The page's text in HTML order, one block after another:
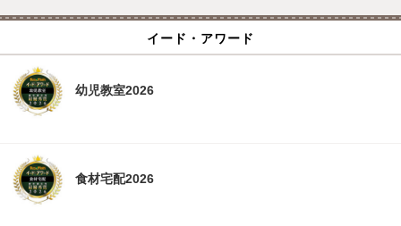
イード・アワード
幼児教室2026
食材宅配2026